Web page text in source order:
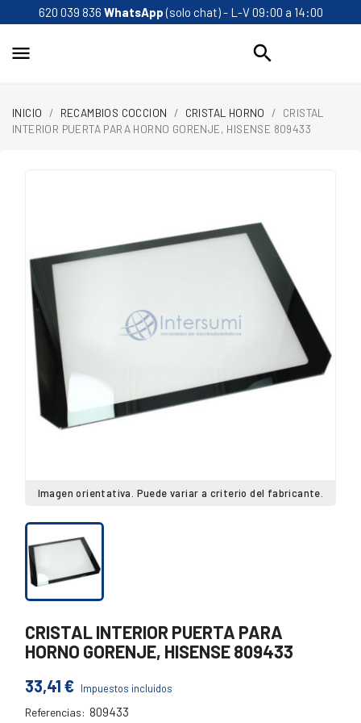
620 039 836 WhatsApp(solo chat) - L-V 09:00 a 14:00
 search
INICIO RECAMBIOS COCCION CRISTAL HORNO
CRISTAL
INTERIOR PUERTA PARA HORNO GORENJE, HISENSE 809433
Imagen orientativa. Puede variar a criterio del fabricante.
CRISTAL INTERIOR PUERTA PARA
HORNO GORENJE, HISENSE 809433
33,41 € Impuestos incluidos
Referencias: 809433